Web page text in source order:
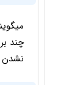
چند
نشدن